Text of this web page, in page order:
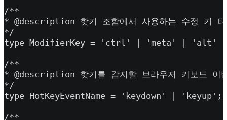
/**
* @description 핫키 조합에서 사용하는 수정 키 타
*/
type ModifierKey = 'ctrl' | 'meta' |
/**
* @description 핫키를 감지할 브라우저 키보드 이
*/
type HotKeyEventName = 'keydown' | 'keyup';
/**